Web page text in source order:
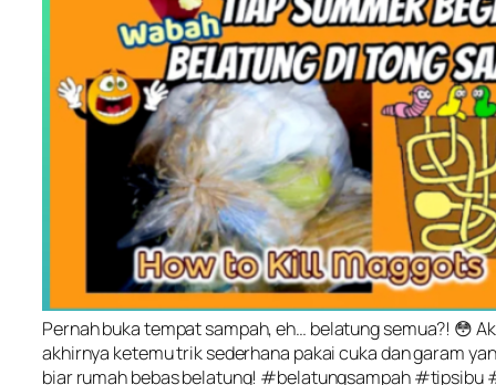
Pernah buka tempat sampah, eh… belatung semua?! 😳
akhirnya ketemu trik sederhana pakai cuka dan garam
biar rumah bebas belatung! #belatungsampah #tipsibu